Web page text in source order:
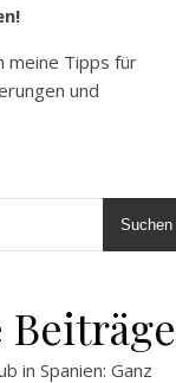
meine Tipps für
und
Suchen
Beiträge
in Spanien: Ganz